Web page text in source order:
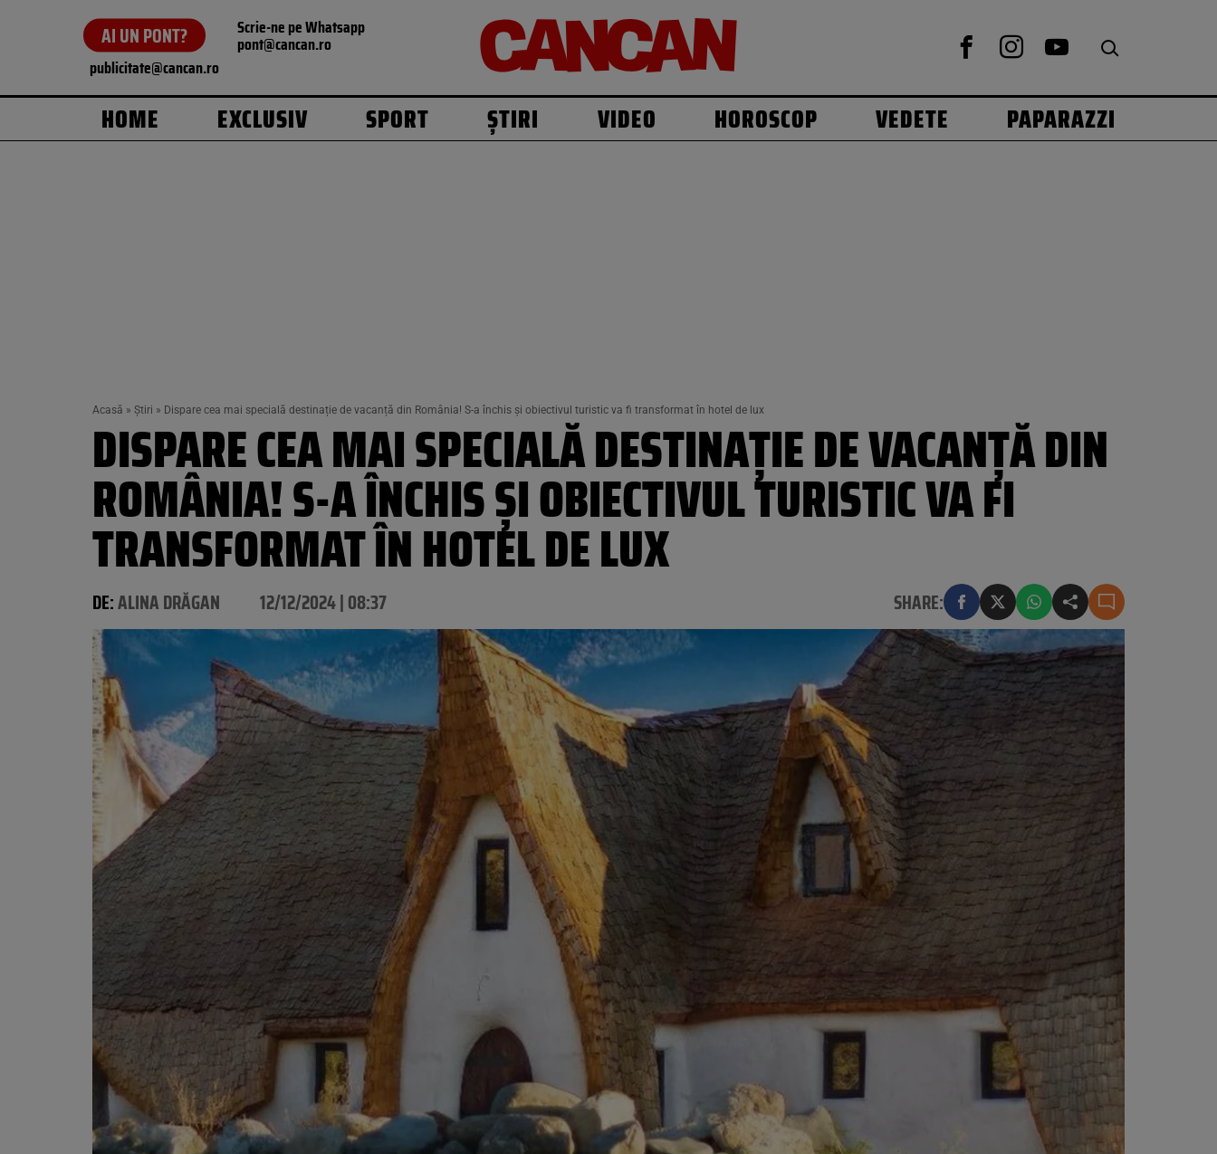
AI UN PONT? Scrie-ne pe Whatsapp
pont@cancan.ro
publicitate@cancan.ro
HOME EXCLUSIV SPORT ȘTIRI VIDEO HOROSCOP VEDETE PAPARAZZI
Acasă » Știri » Dispare cea mai specială destinație de vacanță din România! S-a închis și obiectivul turistic va fi transformat în hotel de lux
DISPARE CEA MAI SPECIALĂ DESTINAȚIE DE VACANȚĂ DIN
ROMÂNIA! S-A ÎNCHIS ȘI OBIECTIVUL TURISTIC VA FI
TRANSFORMAT ÎN HOTEL DE LUX
DE:ALINA DRĂGAN 12/12/2024 | 08:37 SHARE: